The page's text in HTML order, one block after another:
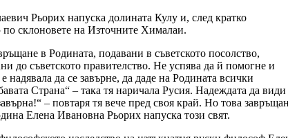
Рьорих напуска долината Кулу и, след кратко
склоновете на Източните Хималаи.
в Родината, подавани в съветското посолство,
до съветското правителство. Не успява да й помогне и
да се завърне, да даде на Родината всички
Страна“ – така тя наричала Русия. Надеждата да
– повтаря тя вече пред своя край. Но това
Елена Ивановна Рьорих напуска този свят.